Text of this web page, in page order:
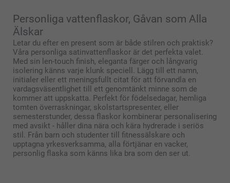
Personliga vattenflaskor, Gåvan som Alla
Älskar
Letar du efter en present som är både stilren och praktisk?
Våra personliga satinvattenflaskor är det perfekta valet.
Med sin len-touch finish, eleganta färger och långvarig
isolering känns varje klunk speciell. Lägg till ett namn,
initialer eller ett meningsfullt citat för att förvandla en
vardagsväsentlighet till ett genomtänkt minne som de
kommer att uppskatta. Perfekt för födelsedagar, hemliga
tomten överraskningar, skolstartspresenter, eller
semesterstunder, dessa flaskor kombinerar personalisering
med avsikt - håller dina nära och kära hydrerade i seriös
stil. Från barn och studenter till fitnessälskare och
upptagna yrkesverksamma, alla förtjänar en vacker,
personlig flaska som känns lika bra som den ser ut.